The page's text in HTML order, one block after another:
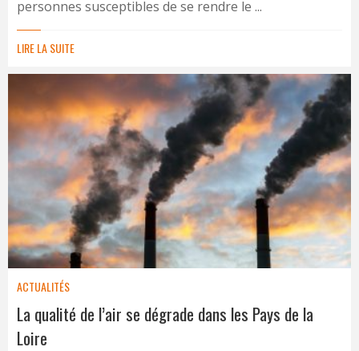
personnes susceptibles de se rendre le ...
LIRE LA SUITE
ACTUALITÉS
La qualité de l’air se dégrade dans les Pays de la
Loire